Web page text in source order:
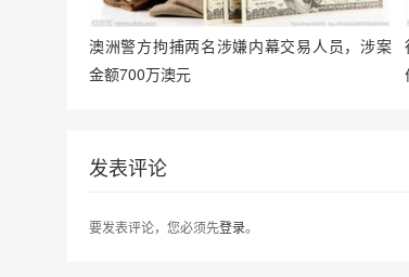
澳洲警方拘捕两名涉嫌内幕交易人员，涉案
金额700万澳元
发表评论
要发表评论，您必须先登录。